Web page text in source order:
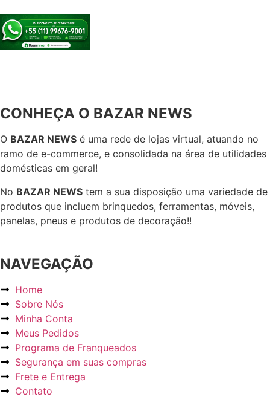
CONHEÇA O BAZAR NEWS
O BAZAR NEWS é uma rede de lojas virtual, atuando no
ramo de e-commerce, e consolidada na área de utilidades
domésticas em geral!
No BAZAR NEWS tem a sua disposição uma variedade de
produtos que incluem brinquedos, ferramentas, móveis,
panelas, pneus e produtos de decoração!!
NAVEGAÇÃO
Home
Sobre Nós
Minha Conta
Meus Pedidos
Programa de Franqueados
Segurança em suas compras
Frete e Entrega
Contato